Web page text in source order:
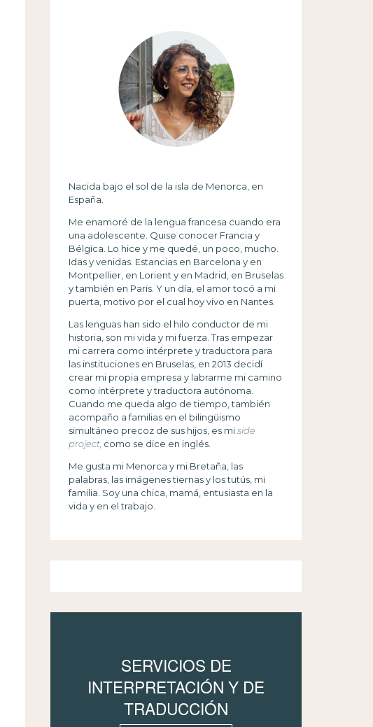
Nacida bajo el sol de la isla de Menorca, en
España.
Me enamoré de la lengua francesa cuando era
una adolescente. Quise conocer Francia y
Bélgica. Lo hice y me quedé, un poco, mucho.
Idas y venidas. Estancias en Barcelona y en
Montpellier, en Lorient y en Madrid, en Bruselas
y también en Paris. Y un día, el amor tocó a mi
puerta, motivo por el cual hoy vivo en Nantes.
Las lenguas han sido el hilo conductor de mi
historia, son mi vida y mi fuerza. Tras empezar
mi carrera como intérprete y traductora para
las instituciones en Bruselas, en 2013 decidí
crear mi propia empresa y labrarme mi camino
como intérprete y traductora autónoma.
Cuando me queda algo de tiempo, también
acompaño a familias en el bilingüismo
simultáneo precoz de sus hijos, es mi side
project, como se dice en inglés.
Me gusta mi Menorca y mi Bretaña, las
palabras, las imágenes tiernas y los tutús, mi
familia. Soy una chica, mamá, entusiasta en la
vida y en el trabajo.
SERVICIOS DE
INTERPRETACIÓN Y DE
TRADUCCIÓN